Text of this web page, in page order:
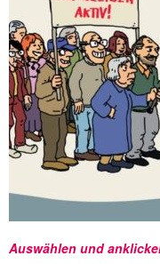
Auswählen und